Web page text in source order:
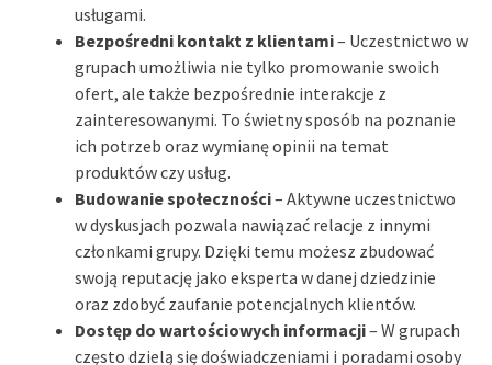
usługami.
Bezpośredni kontakt z klientami– Uczestnictwo w
grupach umożliwia nie tylko promowanie swoich
ofert, ale także bezpośrednie interakcje z
zainteresowanymi. To świetny sposób na poznanie
ich potrzeb oraz wymianę opinii na temat
produktów czy usług.
Budowanie społeczności– Aktywne uczestnictwo
w dyskusjach pozwala nawiązać relacje z innymi
członkami grupy. Dzięki temu możesz zbudować
swoją reputację jako eksperta w danej dziedzinie
oraz zdobyć zaufanie potencjalnych klientów.
Dostęp do wartościowych informacji– W grupach
często dzielą się doświadczeniami i poradami osoby